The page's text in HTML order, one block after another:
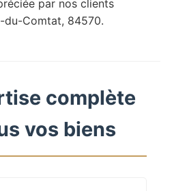
par nos clients
du-Comtat, 84570.
complète
vos biens